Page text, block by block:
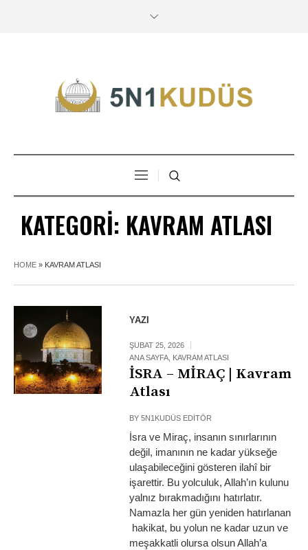
KATEGORI: KAVRAM ATLASI
HOME » KAVRAM ATLASI
YAZI
ŞUBAT 25, 2026
ANA SAYFA KAVRAM ATLASI
İSRA – MİRAÇ | Kavram
Atlası
BY5N1KUDÜS EDITÖR
İsra ve Miraç, insanın sınırlarının
değil, imanının ne kadar yükseğe
ulaşabileceğini gösteren ilahî bir
işarettir. Bu yolculuk, Allah’ın kulunu
yalnız bırakmadığını hatırlatır.
Namazla her gün yeniden hatırlanan
hakikat, bu yolun ne kadar uzun ve
meşakkatli olursa olsun Allah’a